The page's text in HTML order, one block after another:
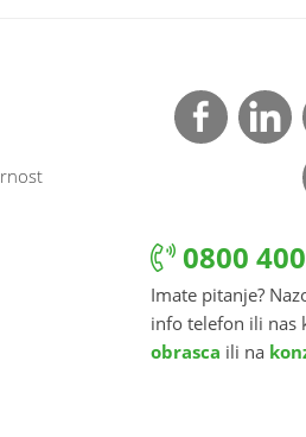
0800
Imate pitanje?
info telefon ili nas
obrasca ili na